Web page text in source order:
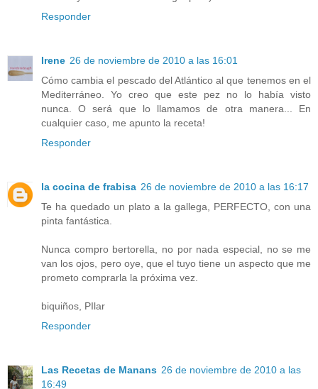
Responder
Irene 26 de noviembre de 2010 a las 16:01
Cómo cambia el pescado del Atlántico al que tenemos en el
Mediterráneo. Yo creo que este pez no lo había visto
nunca. O será que lo llamamos de otra manera... En
cualquier caso, me apunto la receta!
Responder
la cocina de frabisa 26 de noviembre de 2010 a las 16:17
Te ha quedado un plato a la gallega, PERFECTO, con una
pinta fantástica.
Nunca compro bertorella, no por nada especial, no se me
van los ojos, pero oye, que el tuyo tiene un aspecto que me
prometo comprarla la próxima vez.
biquiños, PIlar
Responder
Las Recetas de Manans 26 de noviembre de 2010 a las
16:49